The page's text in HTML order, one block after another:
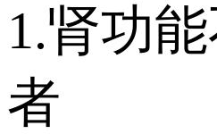
1.肾功
者